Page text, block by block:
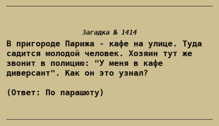
Загадка № 1414
В пригороде Парижа - кафе на улице. Туда
садится молодой человек. Хозяин тут же
звонит в полицию: "У меня в кафе
диверсант". Как он это узнал?
(Ответ: По парашюту)